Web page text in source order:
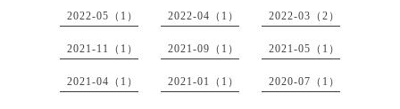
2022-05（1） 2022-04（1） 2022-03（2）
2021-11（1） 2021-09（1） 2021-05（1）
2021-04（1） 2021-01（1） 2020-07（1）